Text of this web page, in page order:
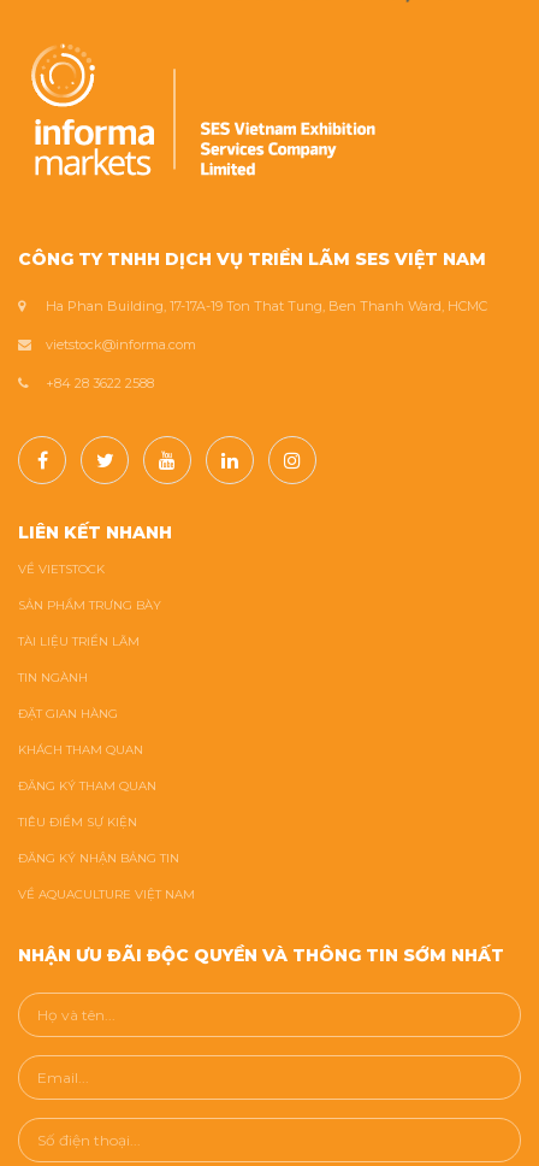
CÔNG TY TNHH DỊCH VỤ TRIỂN LÃM SES VIỆT NAM
Ha Phan Building, 17-17A-19 Ton That Tung, Ben Thanh Ward, HCMC
vietstock@informa.com
+84 28 3622 2588
LIÊN KẾT NHANH
VỀ VIETSTOCK
SẢN PHẨM TRƯNG BÀY
TÀI LIỆU TRIỂN LÃM
TIN NGÀNH
ĐẶT GIAN HÀNG
KHÁCH THAM QUAN
ĐĂNG KÝ THAM QUAN
TIÊU ĐIỂM SỰ KIỆN
ĐĂNG KÝ NHẬN BẢNG TIN
VỀ AQUACULTURE VIỆT NAM
NHẬN ƯU ĐÃI ĐỘC QUYỀN VÀ THÔNG TIN SỚM NHẤT